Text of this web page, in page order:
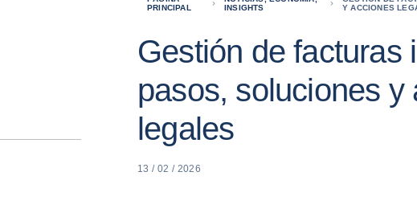
PRINCIPAL
INSIGHTS
Y ACCIONES
Gestión de facturas
pasos, soluciones y
legales
13 / 02 / 2026